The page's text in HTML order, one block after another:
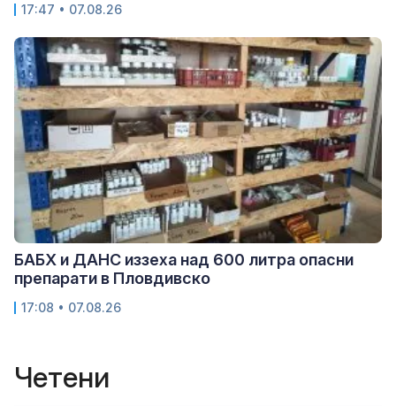
17:47 • 07.08.26
БАБХ и ДАНС иззеха над 600 литра опасни
препарати в Пловдивско
17:08 • 07.08.26
Четени